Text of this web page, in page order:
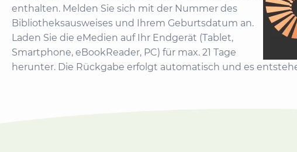
enthalten. Melden Sie sich mit der Nummer des
Bibliotheksausweises und Ihrem Geburtsdatum an.
Laden Sie die eMedien auf Ihr Endgerät (Tablet,
Smartphone, eBookReader, PC) für max. 21 Tage
herunter. Die Rückgabe erfolgt automatisch und es